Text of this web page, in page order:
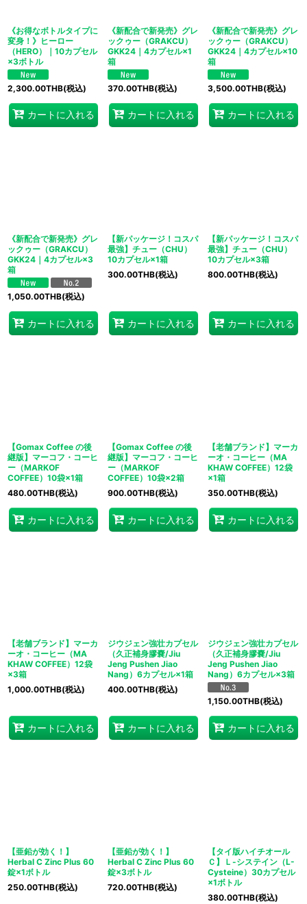
《お得なボトルタイプに
変身！》ヒーロー
（HERO）｜10カプセル
×3ボトル
2,300.00THB(税込)
カートに入れる
《新配合で新発売》グレ
ックゥー（GRAKCU）
GKK24｜4カプセル×1
箱
370.00THB(税込)
カートに入れる
《新配合で新発売》グレ
ックゥー（GRAKCU）
GKK24｜4カプセル×10
箱
3,500.00THB(税込)
カートに入れる
《新配合で新発売》グレ
ックゥー（GRAKCU）
GKK24｜4カプセル×3
箱
1,050.00THB(税込)
カートに入れる
【新パッケージ！コスパ
最強】チュー（CHU）
10カプセル×1箱
300.00THB(税込)
カートに入れる
【新パッケージ！コスパ
最強】チュー（CHU）
10カプセル×3箱
800.00THB(税込)
カートに入れる
【Gomax Coffee の後
継版】マーコフ・コーヒ
ー（MARKOF
COFFEE）10袋×1箱
480.00THB(税込)
カートに入れる
【Gomax Coffee の後
継版】マーコフ・コーヒ
ー（MARKOF
COFFEE）10袋×2箱
900.00THB(税込)
カートに入れる
【老舗ブランド】マーカ
ーオ・コーヒー（MA
KHAW COFFEE）12袋
×1箱
350.00THB(税込)
カートに入れる
【老舗ブランド】マーカ
ーオ・コーヒー（MA
KHAW COFFEE）12袋
×3箱
1,000.00THB(税込)
カートに入れる
ジウジェン強壮カプセル
（久正補身膠嚢/Jiu
Jeng Pushen Jiao
Nang）6カプセル×1箱
400.00THB(税込)
カートに入れる
ジウジェン強壮カプセル
（久正補身膠嚢/Jiu
Jeng Pushen Jiao
Nang）6カプセル×3箱
1,150.00THB(税込)
カートに入れる
【亜鉛が効く！】
Herbal C Zinc Plus 60
錠×1ボトル
250.00THB(税込)
【亜鉛が効く！】
Herbal C Zinc Plus 60
錠×3ボトル
720.00THB(税込)
【タイ版ハイチオール
Ｃ】Ｌ-システイン（L-
Cysteine）30カプセル
×1ボトル
380.00THB(税込)